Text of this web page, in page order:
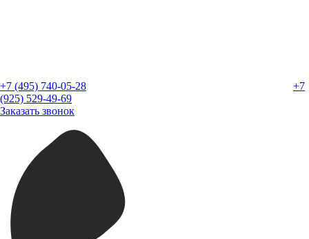
+7 (495) 740-05-28
+7
(925) 529-49-69
Заказать звонок